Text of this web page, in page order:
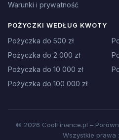
Warunki i prywatność
POŻYCZKI WEDŁUG KWOTY
Pożyczka do 500 zł
Pożyczka do 2 000 zł
Pożyczka do 10 000 zł
Pożyczka do 100 000 zł
© 2026 CoolFinance.pl –
Wszystkie prawa